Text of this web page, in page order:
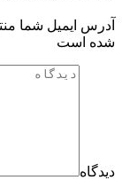
آدرس ایمیل شما
شده است
دیدگاه